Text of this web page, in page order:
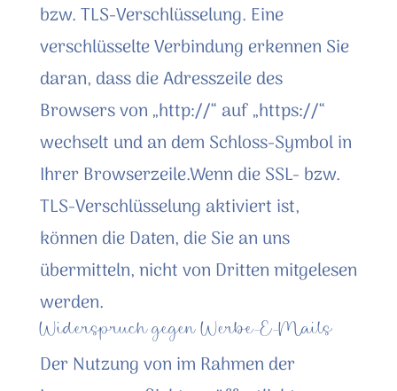
bzw. TLS-Verschlüsselung. Eine
verschlüsselte Verbindung erkennen Sie
daran, dass die Adresszeile des
Browsers von „http://“ auf „https://“
wechselt und an dem Schloss-Symbol in
Ihrer Browserzeile.Wenn die SSL- bzw.
TLS-Verschlüsselung aktiviert ist,
können die Daten, die Sie an uns
übermitteln, nicht von Dritten mitgelesen
werden.
Widerspruch gegen Werbe-E-Mails
Der Nutzung von im Rahmen der